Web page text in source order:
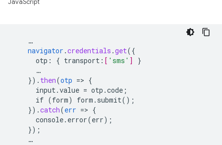
JavaScript
…
navigator .credentials .get({
otp : { transport : [ 'sms' ]
}
…
}) . then(otp => {
input.value = otp.code ;
if (form) form.submit() ;
}) .catch(err => {
console.error(err) ;
});
…